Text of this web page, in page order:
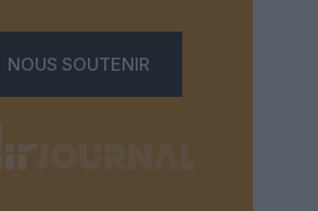
NOUS SOUTENIR